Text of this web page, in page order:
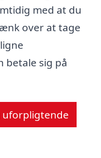
med at du
over at tage
betale sig på
uforpligtende